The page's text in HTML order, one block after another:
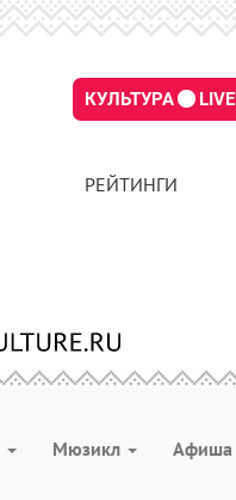
КУЛЬТУРА LIVE
РЕЙТИНГИ
Мюзикл Aфиша